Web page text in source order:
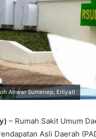
Anwar Sumenep, Erliyati
– Rumah Sakit Umum
Asli Daerah